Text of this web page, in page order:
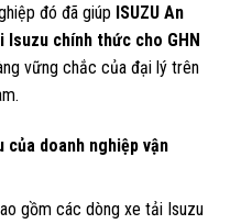
đó đã giúp ISUZU An
chính thức cho GHN
vững chắc của đại lý trên
của doanh nghiệp vận
gồm các dòng xe tải Isuzu